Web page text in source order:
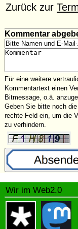
Zurück zur
Kommentar
Für eine weitere
Kommentartext einen
Bitmessage, o.ä.
Geben Sie bitte noch
rechte Feld ein, um die
zu verhindern.
Wir im Web2.0